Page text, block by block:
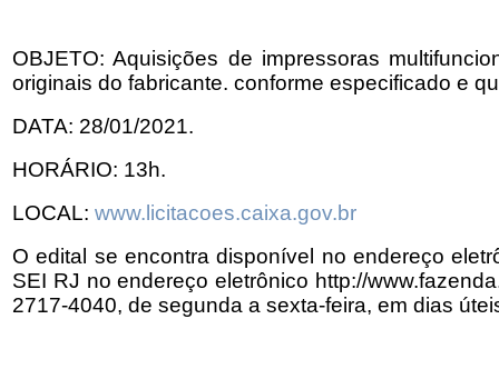
OBJETO: Aquisições de impressoras
originais do fabricante. conforme especificado e
DATA: 28/01/2021.
HORÁRIO: 13h.
LOCAL: www.licitacoes.caixa.gov.br
O edital se encontra disponível no endereço
SEI RJ no endereço eletrônico http://
2717-4040, de segunda a sexta-feira, em dias